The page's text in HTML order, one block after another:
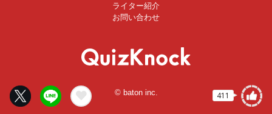
411
ライター紹介
お問い合わせ
© baton inc.